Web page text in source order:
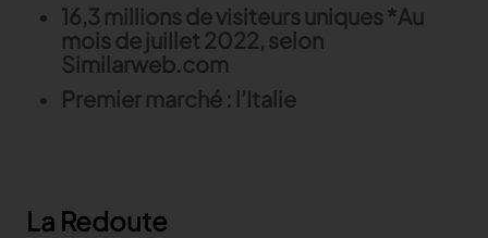
16,3 millions de visiteurs uniques *Au
mois de juillet 2022, selon
Similarweb.com
Premier marché : l’Italie
La Redoute